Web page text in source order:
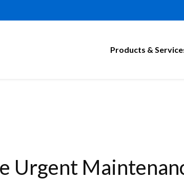
Products &
Urgent